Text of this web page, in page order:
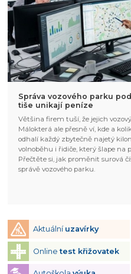
Správa vozového parku
tiše unikají peníze
Většina firem tuší, že jejich
Málokterá ale přesně ví, kde a
odhalí každý zbytečně najetý
volnoběhu i řidiče, který šlape na
Přečtěte si, jak proměnit surová
správě vozového parku.
Aktuální uzavírky
Onlinetest křižovatek